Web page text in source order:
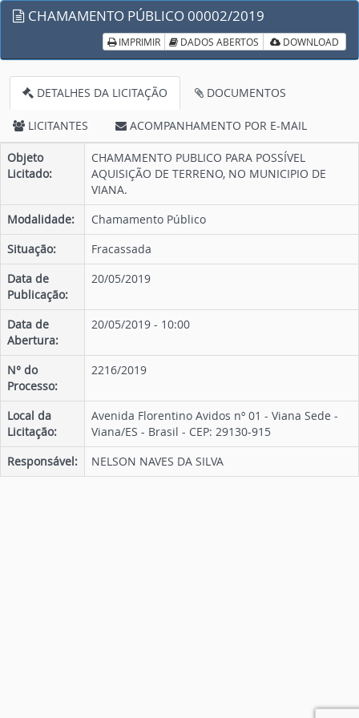
CHAMAMENTO PÚBLICO 00002/2019
IMPRIMIR DADOS ABERTOS DOWNLOAD
DETALHES DA LICITAÇÃO DOCUMENTOS
LICITANTES ACOMPANHAMENTO POR E-MAIL
Objeto
Licitado:
CHAMAMENTO PUBLICO PARA POSSÍVEL
AQUISIÇÃO DE TERRENO, NO MUNICIPIO DE
VIANA.
Modalidade:
Chamamento Público
Situação:
Fracassada
Data de
Publicação:
20/05/2019
Data de
Abertura:
20/05/2019 - 10:00
N° do
Processo:
2216/2019
Local da
Licitação:
Avenida Florentino Avidos nº 01 - Viana Sede -
Viana/ES - Brasil - CEP: 29130-915
Responsável:
NELSON NAVES DA SILVA